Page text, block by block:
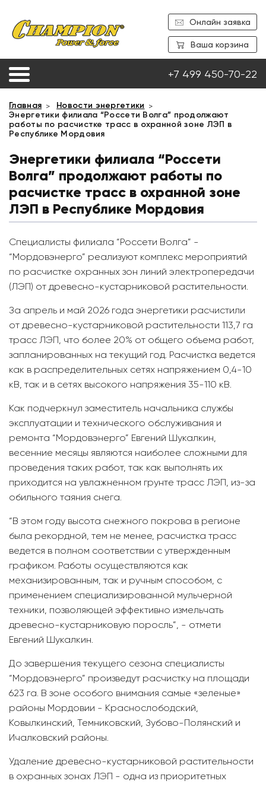
Онлайн заявка
Ваша корзина
+7 499 450-70-22
Главная
Новости энергетики
Энергетики филиала “Россети Волга” продолжают
работы по расчистке трасс в охранной зоне ЛЭП в
Республике Мордовия
Энергетики филиала “Россети
Волга” продолжают работы по
расчистке трасс в охранной зоне
ЛЭП в Республике Мордовия
Специалисты филиала “Россети Волга” -
“Мордовэнерго” реализуют комплекс мероприятий
по расчистке охранных зон линий электропередачи
(ЛЭП) от древесно-кустарниковой растительности.
За апрель и май 2026 года энергетики расчистили
от древесно-кустарниковой растительности 113,7 га
трасс ЛЭП, что более 20% от общего объема работ,
запланированных на текущий год. Расчистка ведется
как в распределительных сетях напряжением 0,4-10
кВ, так и в сетях высокого напряжения 35-110 кВ.
Как подчеркнул заместитель начальника службы
эксплуатации и технического обслуживания и
ремонта “Мордовэнерго” Евгений Шукалкин,
весенние месяцы являются наиболее сложными для
проведения таких работ, так как выполнять их
приходится на увлажненном грунте трасс ЛЭП, из-за
обильного таяния снега.
“В этом году высота снежного покрова в регионе
была рекордной, тем не менее, расчистка трасс
ведется в полном соответствии с утвержденным
графиком. Работы осуществляются как
механизированным, так и ручным способом, с
применением специализированной мульчерной
техники, позволяющей эффективно измельчать
древесно-кустарниковую поросль”, - отмети
Евгений Шукалкин.
До завершения текущего сезона специалисты
“Мордовэнерго” произведут расчистку на площади
623 га. В зоне особого внимания самые «зеленые»
районы Мордовии - Краснослободский,
Ковылкинский, Темниковский, Зубово-Полянский и
Ичалковский районы.
Удаление древесно-кустарниковой растительности
в охранных зонах ЛЭП - одна из приоритетных